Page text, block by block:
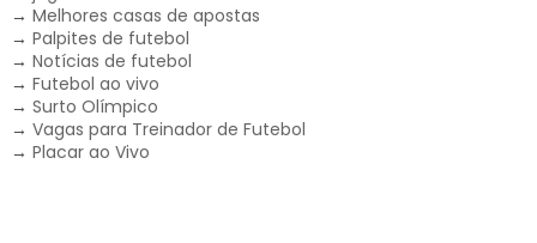
→ Melhores casas de apostas
→ Palpites de futebol
→ Notícias de futebol
→ Futebol ao vivo
→ Surto Olímpico
→ Vagas para Treinador de Futebol
→ Placar ao Vivo